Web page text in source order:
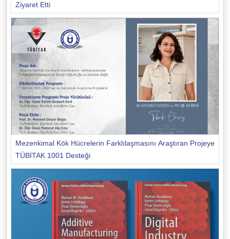
Ziyaret Etti
Mezenkimal Kök Hücrelerin Farklılaşmasını Araştıran Projeye
TÜBİTAK 1001 Desteği